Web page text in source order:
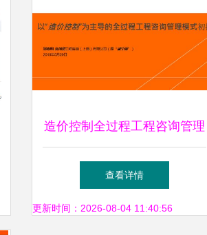
造价控制全过程工程咨询管理
模式初探
查看详情
更新时间：2026-08-04 11:40:56